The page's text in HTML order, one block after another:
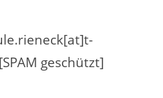
geschützt]